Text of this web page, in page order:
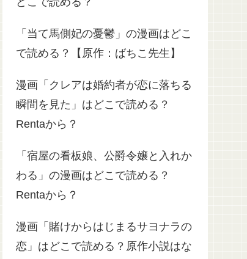
「当て馬側妃の憂鬱」の漫画はどこ
で読める？【原作：ばちこ先生】
漫画「クレアは婚約者が恋に落ちる
瞬間を見た」はどこで読める？
Rentaから？
「宿屋の看板娘、公爵令嬢と入れか
わる」の漫画はどこで読める？
Rentaから？
漫画「賭けからはじまるサヨナラの
恋」はどこで読める？原作小説はな